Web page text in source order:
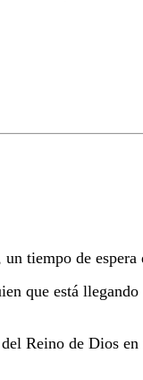
tiempo de
que está
Reino de Dios